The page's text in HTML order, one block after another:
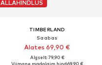
ALLAHINDLUS
TIMBERLAND
Saabas
Alates 69,90 €
Algselt: 79,90 €